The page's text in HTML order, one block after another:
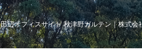
田辺オフィスサイト 秋津野ガルテン｜株式会